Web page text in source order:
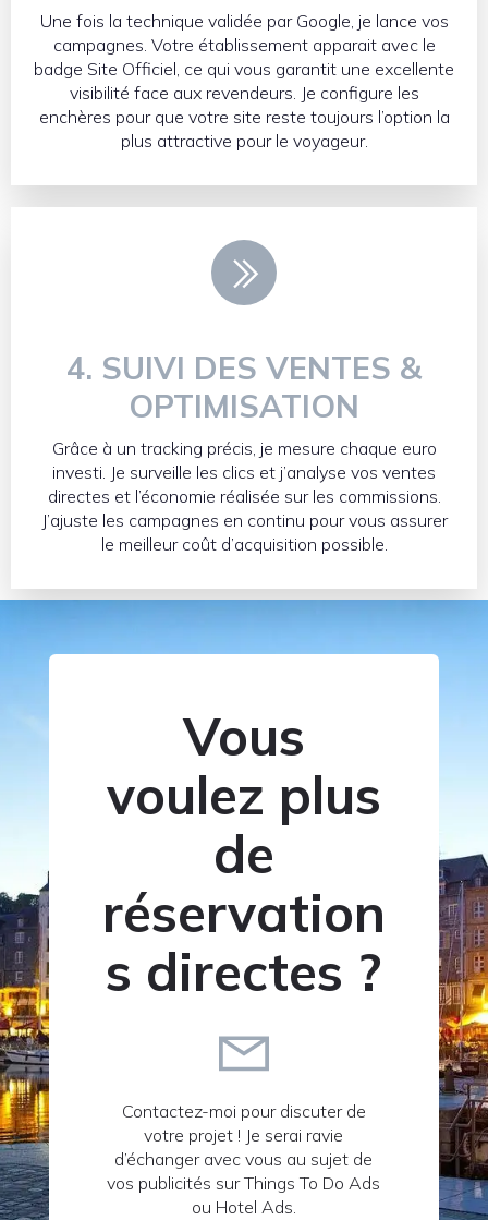
Une fois la technique validée par Google, je lance vos
campagnes. Votre établissement apparait avec le
badge Site Officiel, ce qui vous garantit une excellente
visibilité face aux revendeurs. Je configure les
enchères pour que votre site reste toujours l’option la
plus attractive pour le voyageur.
4. SUIVI DES VENTES &
OPTIMISATION
Grâce à un tracking précis, je mesure chaque euro
investi. Je surveille les clics et j’analyse vos ventes
directes et l’économie réalisée sur les commissions.
J’ajuste les campagnes en continu pour vous assurer
le meilleur coût d’acquisition possible.
Vous
voulez plus
de
réservation
s directes ?
Contactez-moi pour discuter de
votre projet ! Je serai ravie
d’échanger avec vous au sujet de
vos publicités sur Things To Do Ads
ou Hotel Ads.